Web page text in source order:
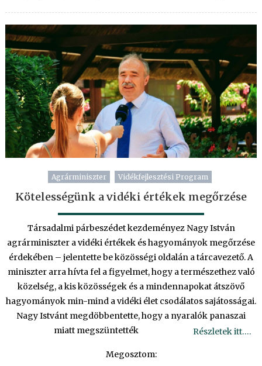
Agrárminiszter Vidékfejlesztési Program
Kötelességünk a vidéki értékek megőrzése
Társadalmi párbeszédet kezdeményez Nagy István
agrárminiszter a vidéki értékek és hagyományok megőrzése
érdekében – jelentette be közösségi oldalán a tárcavezető. A
miniszter arra hívta fel a figyelmet, hogy a természethez való
közelség, a kis közösségek és a mindennapokat átszövő
hagyományok min-mind a vidéki élet csodálatos sajátosságai.
Nagy Istvánt megdöbbentette, hogy a nyaralók panaszai
miatt megszüntették
Részletek itt….
Megosztom: